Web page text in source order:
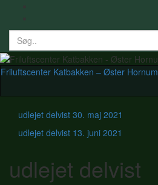
Search
for:
Friluftscenter Katbakken – Øster Hornum
udlejet delvist 30. maj 2021
udlejet delvist 13. juni 2021
udlejet delvist